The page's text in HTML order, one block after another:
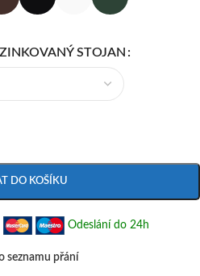
STOJAN
DO KOŠÍKU
Odeslání do 24h
seznamu přání